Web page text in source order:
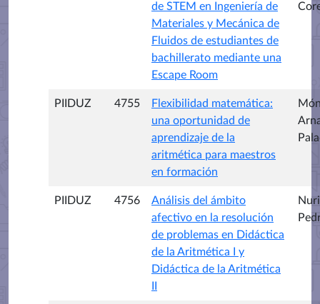
de STEM en Ingeniería de
Materiales y Mecánica de
Fluidos de estudiantes de
bachillerato mediante una
Escape Room
PIIDUZ 4755
Flexibilidad matemática:
una oportunidad de
aprendizaje de la
aritmética para maestros
en formación
PIIDUZ 4756
Análisis del ámbito
afectivo en la resolución
de problemas en Didáctica
de la Aritmética I y
Didáctica de la Aritmética